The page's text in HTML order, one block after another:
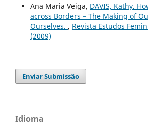
Ana Maria Veiga, DAVIS, Kathy.
across Borders – The Making of
Ourselves. , Revista Estudos
(2009)
Enviar Submissão
Idioma